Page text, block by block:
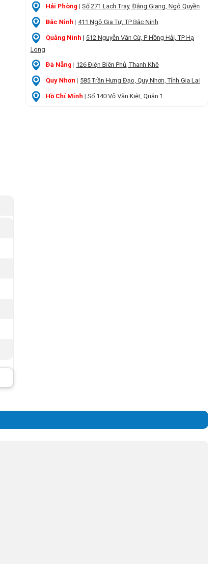
Hải Phòng | Số 271 Lạch Tray, Đằng Giang, Ngô Quyền
Bắc Ninh | 411 Ngô Gia Tự, TP Bắc Ninh
Quảng Ninh | 512 Nguyễn Văn Cừ, P Hồng Hải, TP Hạ
Long
Đà Nẵng | 126 Điện Biên Phủ, Thanh Khê
Quy Nhơn | 585 Trần Hưng Đạo, Quy Nhơn, Tỉnh Gia Lai
Hồ Chí Minh | Số 140 Võ Văn Kiệt, Quận 1